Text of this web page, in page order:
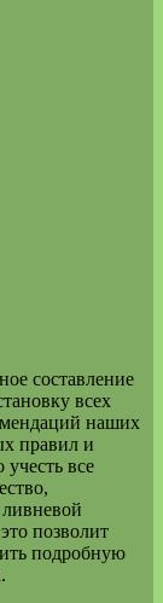
составление
всех
наших
правил и
все
позволит
подробную